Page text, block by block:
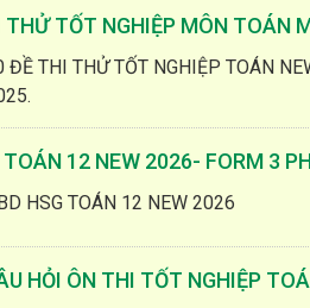
TỐT NGHIỆP MÔN TOÁN
ĐỀ THI THỬ TỐT NGHIỆP TOÁN
TOÁN 12 NEW 2026- FORM 3
HSG TOÁN 12 NEW 2026
HỎI ÔN THI TỐT NGHIỆP